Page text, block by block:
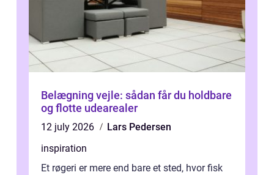
Belægning vejle: sådan får du holdbare
og flotte udearealer
12 july 2026
Lars Pedersen
inspiration
Et røgeri er mere end bare et sted, hvor fisk